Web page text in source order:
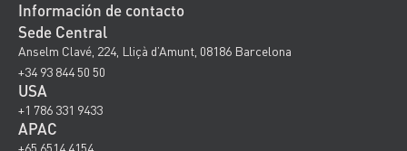
Información de contacto
Sede Central
Anselm Clavé, 224, Lliçà d’Amunt, 08186 Barcelona
+34 93 844 50 50
USA
+1 786 331 9433
APAC